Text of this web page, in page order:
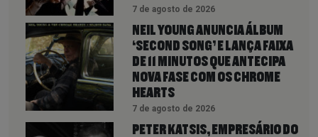
7 de agosto de 2026
NEIL YOUNG ANUNCIA ÁLBUM
‘SECOND SONG’ E LANÇA FAIXA
DE 11 MINUTOS QUE ANTECIPA
NOVA FASE COM OS CHROME
HEARTS
7 de agosto de 2026
PETER KATSIS, EMPRESÁRIO DO